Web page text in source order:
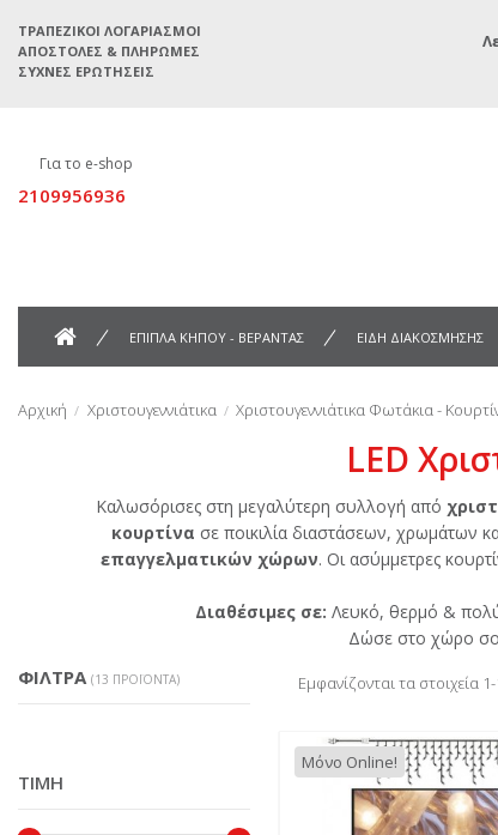
ΤΡΑΠΕΖΙΚΟΊ ΛΟΓΑΡΙΑΣΜΟΊ
ΑΠΟΣΤΟΛΈΣ & ΠΛΗΡΩΜΈΣ
ΣΥΧΝΈΣ ΕΡΩΤΉΣΕΙΣ
Για το e-shop
2109956936
ΕΠΙΠΛΑ ΚΗΠΟΥ - ΒΕΡΑΝΤΑΣ ΕΙΔΗ ΔΙΑΚΟΣΜΗΣΗΣ
Αρχική Χριστουγεννιάτικα Χριστουγεννιάτικα Φωτάκια -
LED
Καλωσόρισες στη μεγαλύτερη συλλογή από
κουρτίνα σε ποικιλία διαστάσεων, χρωμάτων
επαγγελματικών χώρων. Οι ασύμμετρες
Διαθέσιμες σε: Λευκό, θερμό &
Δώσε στο χώρο
Εμφανίζονται τα στοιχεία
Μόνο Online!
ΦΊΛΤΡΑ (13 ΠΡΟΪΌΝΤΑ)
ΤΙΜΉ